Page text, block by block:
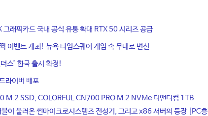
래픽카드 국내 공식 유통 확대 RTX 50 시리즈 공급
이벤트 개최! 뉴욕 타임스퀘어 게임 속 무대로 변신
스’ 한국 출시 확정!
라이버 배포
M.2 SSD, COLORFUL CN700 PRO M.2 NVMe 디앤디컴 1TB
이 불러온 썬마이크로시스템즈 전성기, 그리고 x86 서버의 등장 [PC